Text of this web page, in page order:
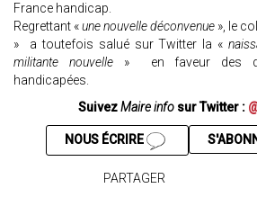
France handicap.
Regrettant «une nouvelle déconvenue », le
» a toutefois salué sur Twitter la «
militante nouvelle» en faveur des
handicapées.
SuivezMaire info sur Twitter :
NOUS ÉCRIRE
PARTAGER